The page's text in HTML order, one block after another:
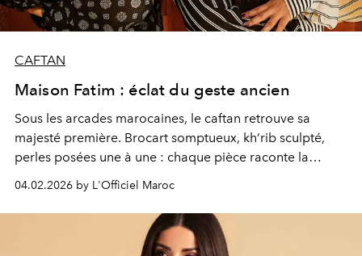
CAFTAN
Maison Fatim : éclat du geste ancien
Sous les arcades marocaines, le caftan retrouve sa
majesté première. Brocart somptueux, kh’rib sculpté,
perles posées une à une : chaque pièce raconte la
patience du maâlem, la richesse d’un geste transmis.
Dans ce décor d’ombre et d’or, les silhouettes prennent
une dimension presque architecturale, fortes,
précieuses, ancrées dans un héritage vivant.
04.02.2026 by L'Officiel Maroc